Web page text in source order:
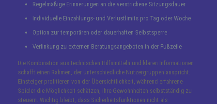
Regelmäßige Erinnerungen an die verstrichene Sitzungsdauer
Individuelle Einzahlungs- und Verlustlimits pro Tag oder Woche
Option zur temporären oder dauerhaften Selbstsperre
Verlinkung zu externen Beratungsangeboten in der Fußzeile
Die Kombination aus technischen Hilfsmitteln und klaren Informationen
schafft einen Rahmen, der unterschiedliche Nutzergruppen anspricht.
Einsteiger profitieren von der Übersichtlichkeit, während erfahrene
Spieler die Möglichkeit schätzen, ihre Gewohnheiten selbstständig zu
steuern. Wichtig bleibt, dass Sicherheitsfunktionen nicht als